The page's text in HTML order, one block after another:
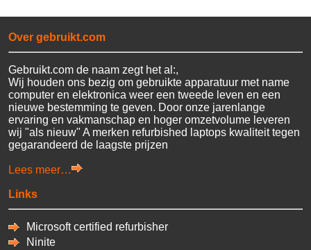
Over gebruikt.com
Gebruikt.com de naam zegt het al:,
Wij houden ons bezig om gebruikte apparatuur met name
computer en elektronica weer een tweede leven en een
nieuwe bestemming te geven. Door onze jarenlange
ervaring en vakmanschap en hoger omzetvolume leveren
wij "als nieuw" A merken refurbished laptops kwaliteit tegen
gegarandeerd de laagste prijzen
Lees meer…
Links
Microsoft certified refurbisher
Ninite